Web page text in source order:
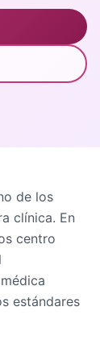
de los
clínica. En
centro
estándares